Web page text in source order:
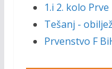
1.i 2. kolo
Tešanj -
Prvenstvo F